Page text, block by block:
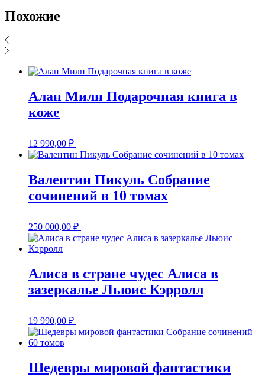
Похожие
Алан Милн Подарочная книга в
коже
12 990,00 ₽
Валентин Пикуль Собрание
сочинений в 10 томах
250 000,00 ₽
Алиса в стране чудес Алиса в
зазеркалье Льюис Кэрролл
19 990,00 ₽
Шедевры мировой фантастики